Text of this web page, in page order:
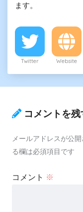
ます。
Twitter Website
コメントを残
メールアドレスが公
る欄は必須項目です
コメント ※